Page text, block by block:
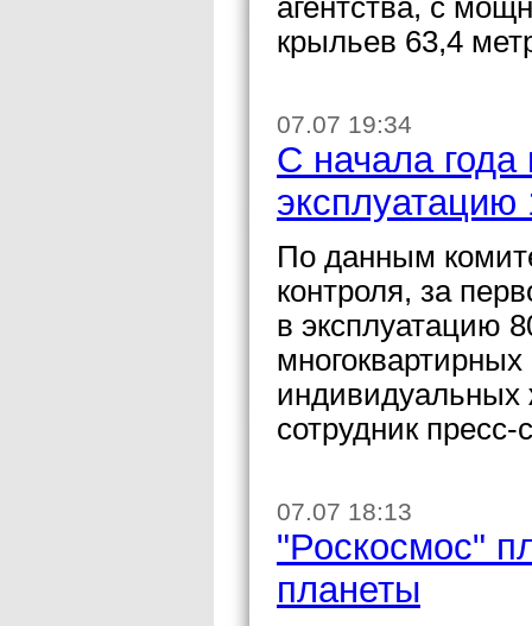
агентства, с
крыльев 63,4
07.07 19:34
С начала года
По данным
контроля, за
в эксплуатацию
сотрудник
07.07 18:13
"Роскосмос"
планеты